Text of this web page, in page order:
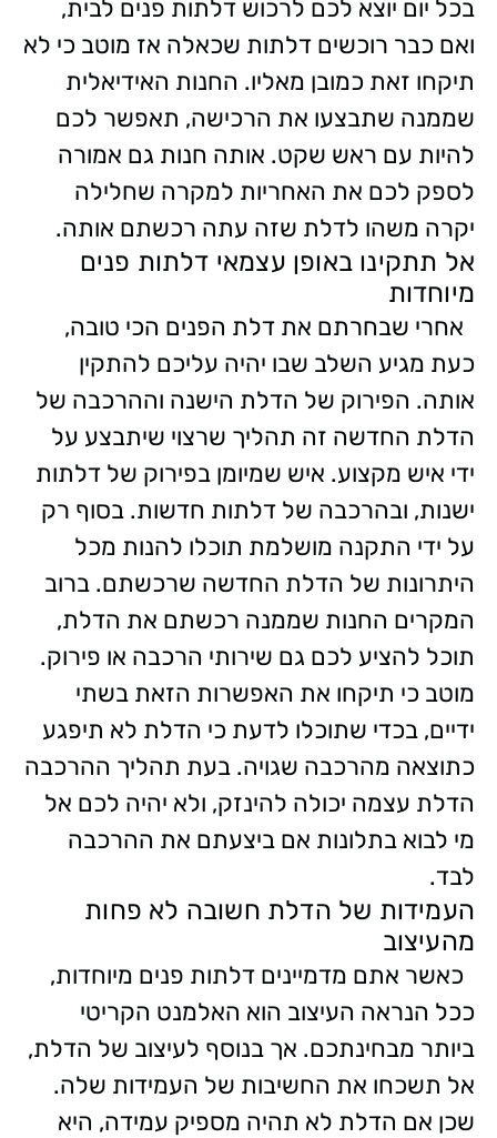
בכל יום יוצא לכם לרכוש דלתות פנים לבית,
ואם כבר רוכשים דלתות שכאלה אז מוטב כי לא
תיקחו זאת כמובן מאליו. החנות האידיאלית
שממנה שתבצעו את הרכישה, תאפשר לכם
להיות עם ראש שקט. אותה חנות גם אמורה
לספק לכם את האחריות למקרה שחלילה
יקרה משהו לדלת שזה עתה רכשתם אותה.
אל תתקינו באופן עצמאי דלתות פנים
מיוחדות
אחרי שבחרתם את דלת הפנים הכי טובה,
כעת מגיע השלב שבו יהיה עליכם להתקין
אותה. הפירוק של הדלת הישנה וההרכבה של
הדלת החדשה זה תהליך שרצוי שיתבצע על
ידי איש מקצוע. איש שמיומן בפירוק של דלתות
ישנות, ובהרכבה של דלתות חדשות. בסוף רק
על ידי התקנה מושלמת תוכלו להנות מכל
היתרונות של הדלת החדשה שרכשתם. ברוב
המקרים החנות שממנה רכשתם את הדלת,
תוכל להציע לכם גם שירותי הרכבה או פירוק.
מוטב כי תיקחו את האפשרות הזאת בשתי
ידיים, בכדי שתוכלו לדעת כי הדלת לא תיפגע
כתוצאה מהרכבה שגויה. בעת תהליך ההרכבה
הדלת עצמה יכולה להינזק, ולא יהיה לכם אל
מי לבוא בתלונות אם ביצעתם את ההרכבה
לבד.
העמידות של הדלת חשובה לא פחות
מהעיצוב
כאשר אתם מדמיינים דלתות פנים מיוחדות,
ככל הנראה העיצוב הוא האלמנט הקריטי
ביותר מבחינתכם. אך בנוסף לעיצוב של הדלת,
אל תשכחו את החשיבות של העמידות שלה.
שכן אם הדלת לא תהיה מספיק עמידה, היא